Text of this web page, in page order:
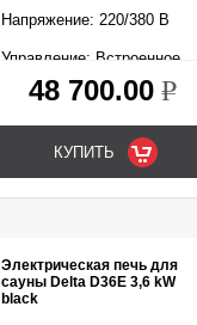
Напряжение: 220/380 В
Управление: Встроенное
48 700.00 k
Электрическая печь для
сауны Delta D36E 3,6 kW
black